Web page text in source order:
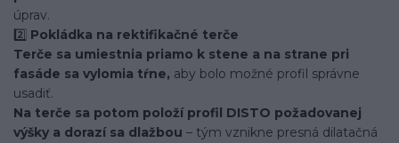
úprav.
2️⃣ Pokládka na rektifikačné terče
Terče sa umiestnia priamo k stene a na strane pri
fasáde sa vylomia tŕne, aby bolo možné profil správne
usadiť.
Na terče sa potom položí profil DISTO požadovanej
výšky a dorazí sa dlažbou – tým vznikne presná dilatačná